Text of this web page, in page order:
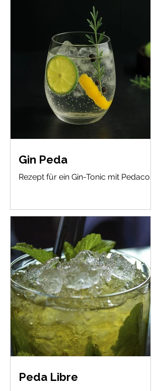
Gin Peda
Rezept für ein Gin-Tonic mit Pedacola.
Peda Libre